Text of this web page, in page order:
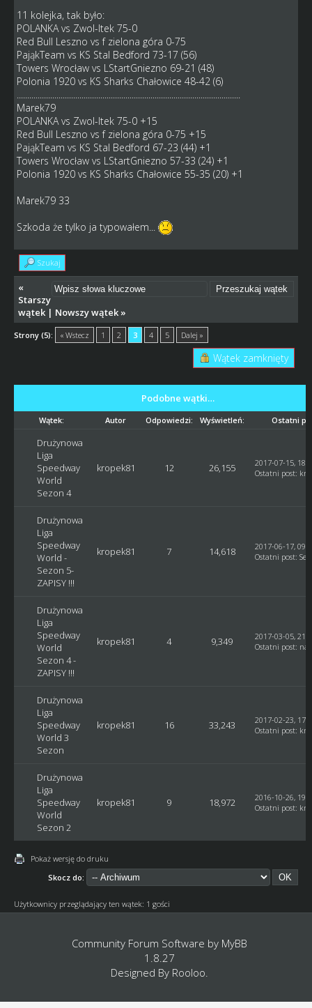
11 kolejka, tak było:
POLANKA vs Zwol-Itek 75-0
Red Bull Leszno vs f zielona góra 0-75
PająkTeam vs KS Stal Bedford 73-17 (56)
Towers Wrocław vs LStartGniezno 69-21 (48)
Polonia 1920 vs KS Sharks Chałowice 48-42 (6)
Marek79
POLANKA vs Zwol-Itek 75-0 +15
Red Bull Leszno vs f zielona góra 0-75 +15
PająkTeam vs KS Stal Bedford 67-23 (44) +1
Towers Wrocław vs LStartGniezno 57-33 (24) +1
Polonia 1920 vs KS Sharks Chałowice 55-35 (20) +1
Marek79 33
Szkoda że tylko ja typowałem...
Szukaj
«
Starszy
wątek| Nowszy wątek»
Strony (5): « Wstecz 1 2 3 4 5 Dalej »
Wątek zamknięty
Podobne wątki…
Wątek: Autor Odpowiedzi: Wyświetleń: Ostatni
Drużynowa
Liga
Speedway
World
Sezon 4
kropek81 12 26,155
2017-07-15,
Ostatni post:
Drużynowa
Liga
Speedway
World -
Sezon 5-
ZAPISY !!!
kropek81 7 14,618
2017-06-17,
Ostatni post:
Drużynowa
Liga
Speedway
World
Sezon 4 -
ZAPISY !!!
kropek81 4 9,349
2017-03-05,
Ostatni post:
Drużynowa
Liga
Speedway
World 3
Sezon
kropek81 16 33,243
2017-02-23,
Ostatni post:
Drużynowa
Liga
Speedway
World
Sezon 2
kropek81 9 18,972
2016-10-26,
Ostatni post:
Pokaż wersję do druku
Skocz do:
Użytkownicy przeglądający ten wątek: 1 gości
Community Forum Software by MyBB
1.8.27
Designed By Rooloo.